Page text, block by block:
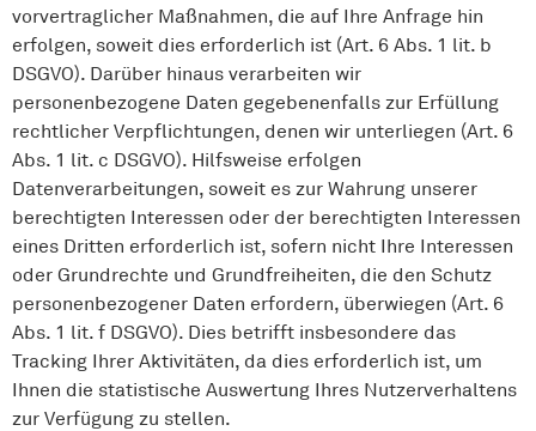
vorvertraglicher Maßnahmen, die auf Ihre Anfrage hin
erfolgen, soweit dies erforderlich ist (Art. 6 Abs. 1 lit. b
DSGVO). Darüber hinaus verarbeiten wir
personenbezogene Daten gegebenenfalls zur Erfüllung
rechtlicher Verpflichtungen, denen wir unterliegen (Art. 6
Abs. 1 lit. c DSGVO). Hilfsweise erfolgen
Datenverarbeitungen, soweit es zur Wahrung unserer
berechtigten Interessen oder der berechtigten Interessen
eines Dritten erforderlich ist, sofern nicht Ihre Interessen
oder Grundrechte und Grundfreiheiten, die den Schutz
personenbezogener Daten erfordern, überwiegen (Art. 6
Abs. 1 lit. f DSGVO). Dies betrifft insbesondere das
Tracking Ihrer Aktivitäten, da dies erforderlich ist, um
Ihnen die statistische Auswertung Ihres Nutzerverhaltens
zur Verfügung zu stellen.